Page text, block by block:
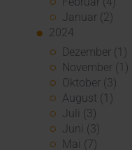
Januar (2)
2024
Dezember (1)
November (1)
Oktober (3)
August (1)
Juli (3)
Juni (3)
Mai (7)